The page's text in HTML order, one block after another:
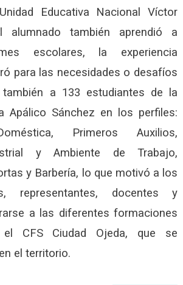
Educativa Nacional Víctor
alumnado también aprendió a
escolares, la experiencia
para las necesidades o desafíos
a 133 estudiantes de la
Apálico Sánchez en los perfiles:
Primeros Auxilios,
y Ambiente de Trabajo,
y Barbería, lo que motivó a los
representantes, docentes y
a las diferentes formaciones
el CFS Ciudad Ojeda, que se
el territorio.